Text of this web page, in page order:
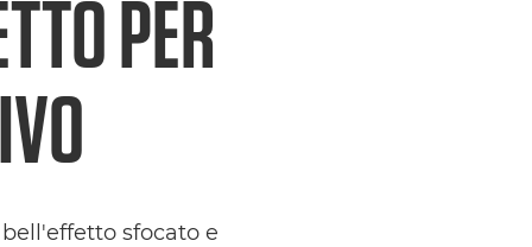
PER
sfocato e